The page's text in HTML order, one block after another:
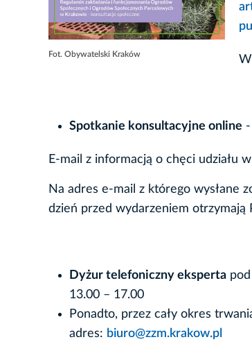
Fot. Obywatelski Kraków
Spotkanie konsultacyjne online
E-mail z informacją o chęci udziału
Na adres e-mail z którego wysłane
dzień przed wydarzeniem otrzymają
Dyżur telefoniczny eksperta
13.00 – 17.00
Ponadto, przez cały okres
adres: biuro@zzm.krakow.pl